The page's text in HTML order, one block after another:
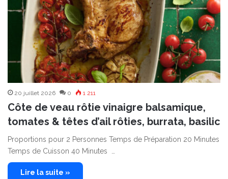
20 juillet 2026 0 1 211
Côte de veau rôtie vinaigre balsamique,
tomates & têtes d’ail rôties, burrata, basilic
Proportions pour 2 Personnes Temps de Préparation 20 Minutes
Temps de Cuisson 40 Minutes …
Lire la suite »